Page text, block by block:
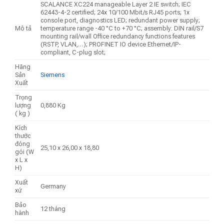
Mô tả
SCALANCE XC224 manageable Layer 2 IE switch; IEC
62443-4-2 certified; 24x 10/100 Mbit/s RJ45 ports; 1x
console port, diagnostics LED; redundant power supply;
temperature range -40 °C to +70 °C; assembly: DIN rail/S7
mounting rail/wall Office redundancy functions features
(RSTP, VLAN,…); PROFINET IO device Ethernet/IP-
compliant, C-plug slot;
Hãng
Sản
Xuất
Siemens
Trọng
lượng
( kg )
0,880 Kg
Kích
thước
đóng
gói (W
x L x
H)
25,10 x 26,00 x 18,80
Xuất
xứ
Germany
Bảo
hành
12 tháng